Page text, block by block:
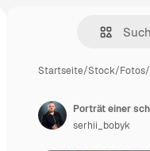
Startseite/Stock/Fotos/
serhii_bobyk